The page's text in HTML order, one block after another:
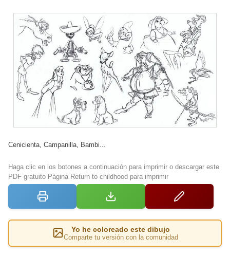
Cenicienta, Campanilla, Bambi...
Haga clic en los botones a continuación para imprimir o descargar este
PDF gratuito Página Return to childhood para imprimir
Yo he coloreado este dibujo
Comparte tu versión con la comunidad